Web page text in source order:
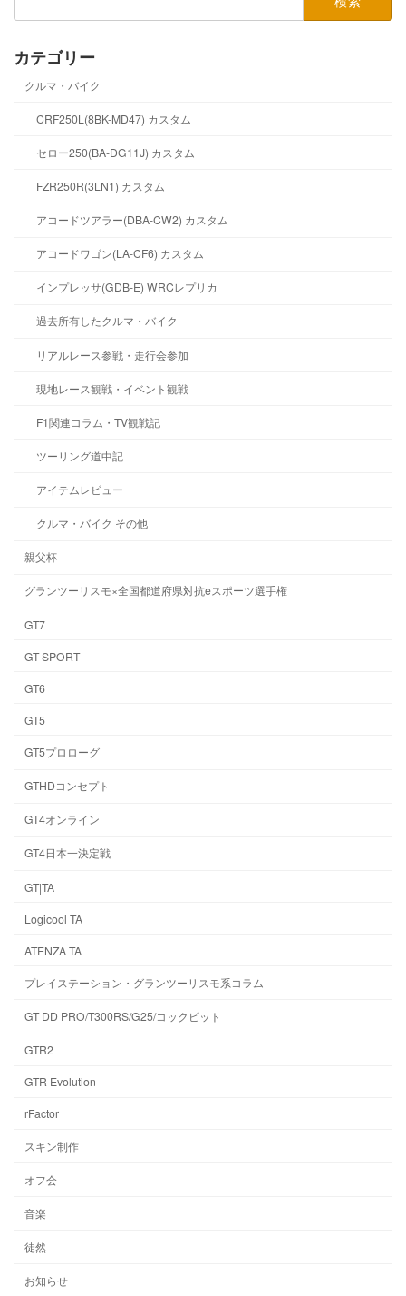
カテゴリー
クルマ・バイク
CRF250L(8BK-MD47) カスタム
セロー250(BA-DG11J) カスタム
FZR250R(3LN1) カスタム
アコードツアラー(DBA-CW2) カスタム
アコードワゴン(LA-CF6) カスタム
インプレッサ(GDB-E) WRCレプリカ
過去所有したクルマ・バイク
リアルレース参戦・走行会参加
現地レース観戦・イベント観戦
F1関連コラム・TV観戦記
ツーリング道中記
アイテムレビュー
クルマ・バイク その他
親父杯
グランツーリスモ×全国都道府県対抗eスポーツ選手権
GT7
GT SPORT
GT6
GT5
GT5プロローグ
GTHDコンセプト
GT4オンライン
GT4日本一決定戦
GT|TA
Logicool TA
ATENZA TA
プレイステーション・グランツーリスモ系コラム
GT DD PRO/T300RS/G25/コックピット
GTR2
GTR Evolution
rFactor
スキン制作
オフ会
音楽
徒然
お知らせ